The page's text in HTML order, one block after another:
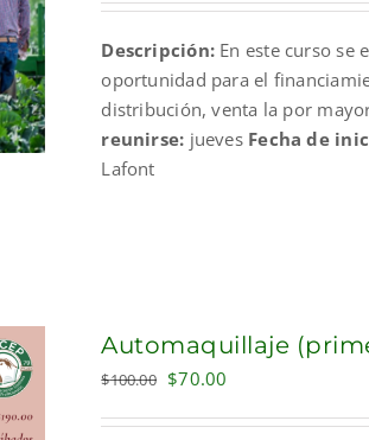
$109.00.$70.00.
Descripción:En este curso se
oportunidad para el
distribución, venta la por
reunirse: jueves Fecha de
Lafont
Automaquillaje
$100.00 Original
$70.00